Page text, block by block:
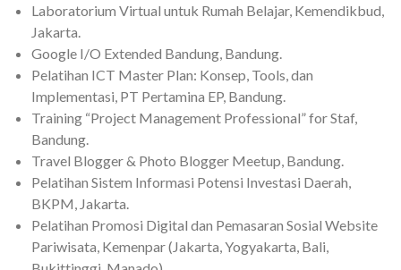
Laboratorium Virtual untuk Rumah Belajar, Kemendikbud,
Jakarta.
Google I/O Extended Bandung, Bandung.
Pelatihan ICT Master Plan: Konsep, Tools, dan
Implementasi, PT Pertamina EP, Bandung.
Training “Project Management Professional” for Staf,
Bandung.
Travel Blogger & Photo Blogger Meetup, Bandung.
Pelatihan Sistem Informasi Potensi Investasi Daerah,
BKPM, Jakarta.
Pelatihan Promosi Digital dan Pemasaran Sosial Website
Pariwisata, Kemenpar (Jakarta, Yogyakarta, Bali,